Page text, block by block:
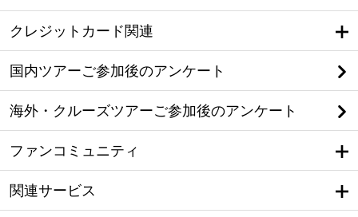
クレジットカード関連
国内ツアーご参加後のアンケート
海外・クルーズツアーご参加後のアンケート
ファンコミュニティ
関連サービス